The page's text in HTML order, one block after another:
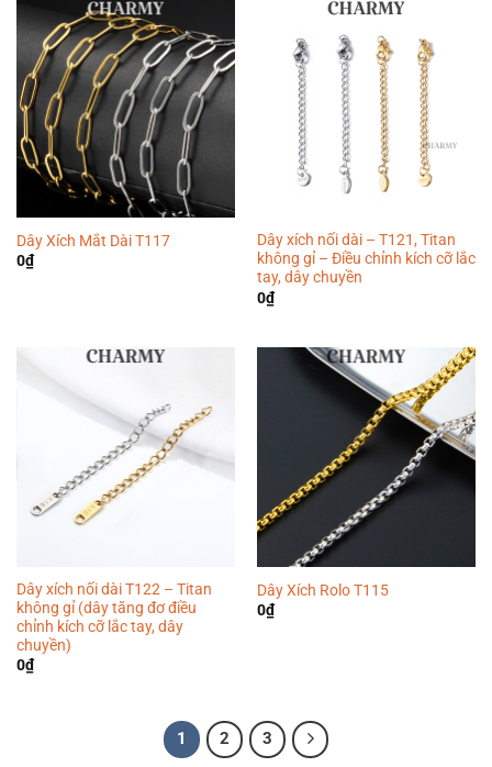
Dây Xích Mắt Dài T117
0₫
Dây xích nối dài – T121, Titan
không gỉ – Điều chỉnh kích cỡ lắc
tay, dây chuyền
0₫
Dây xích nối dài T122 – Titan
không gỉ (dây tăng đơ điều
chỉnh kích cỡ lắc tay, dây
chuyền)
0₫
Dây Xích Rolo T115
0₫
1 2 3